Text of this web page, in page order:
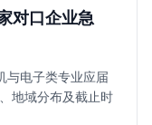
对口企业急
与电子类专业应届
地域分布及截止时